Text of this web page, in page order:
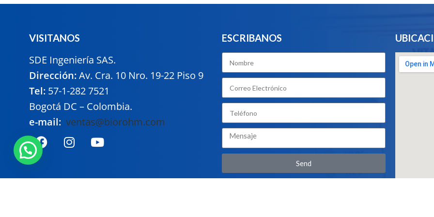
VISITANOS
SDE Ingeniería SAS.
Dirección:Av. Cra. 10 Nro. 19-22 Piso 9
Tel: 57-1-282 7521
Bogotá DC – Colombia.
e-mail: ventas@biorohm.com
ESCRIBANOS
Send